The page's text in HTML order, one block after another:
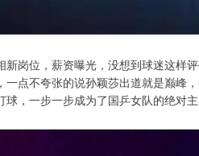
新岗位，薪资曝光，没想到球迷这样
一点不夸张的说孙颖莎出道就是巅峰
，一步一步成为了国乒女队的绝对主